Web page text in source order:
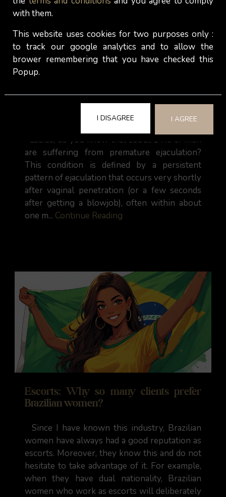
Escorts: Gain a better understanding of
premature ejaculation
Ladies, do you know that about 14% of men
are suffering from premature ejaculation?
This condition is defined by a persistent
pattern of ejaculation that occurs very shortly
after vaginal penetration (or a few seconds
after getting a blowjob), often within about
one m... Continue Reading
Escorts: Why so many clients prefer
Brazilian women?
Since I have known this industry, Brazilian
women have always had a good reputation as
escorts. Moreover, they know this and do not
hesitate to take advantage of it. For example,
when they have dual nationality, Brazilian
women who work as escorts will deliberately
with them.
This website uses cookies for two purposes only :
to track our google analytics and to allow the
brower remembering that you have checked this
Popup.
I DISAGREE I AGREE